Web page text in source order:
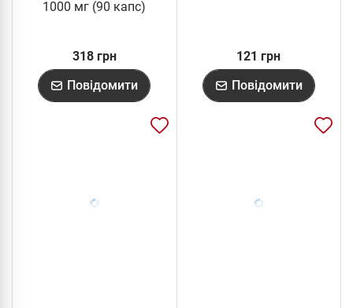
1000 мг (90 капс)
318 грн
Повідомити
121 грн
Повідомити